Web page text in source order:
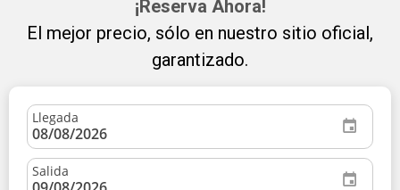
¡Reserva Ahora!
El mejor precio, sólo en nuestro sitio oficial,
garantizado.
Llegada
Salida